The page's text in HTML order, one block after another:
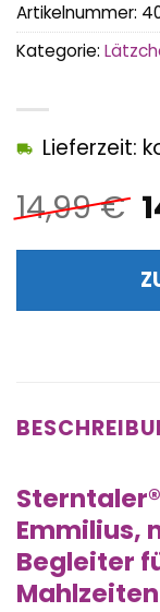
14,99€
Lieferzeit:
Artikelnummer:
Kategorie:
Emmilius,
Begleiter
Mahlzeiten